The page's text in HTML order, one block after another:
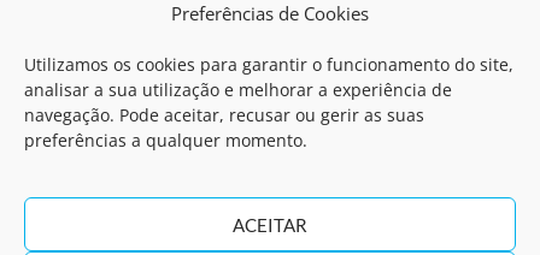
Preferências de Cookies
Utilizamos os cookies para garantir o funcionamento do site,
analisar a sua utilização e melhorar a experiência de
navegação. Pode aceitar, recusar ou gerir as suas
preferências a qualquer momento.
ACEITAR
Política de Privacidade
Código de Conduta
Regulamento de Comunicação de Infrações